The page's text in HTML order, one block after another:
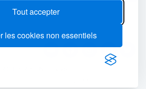
Tout accepter
les cookies non essentiels